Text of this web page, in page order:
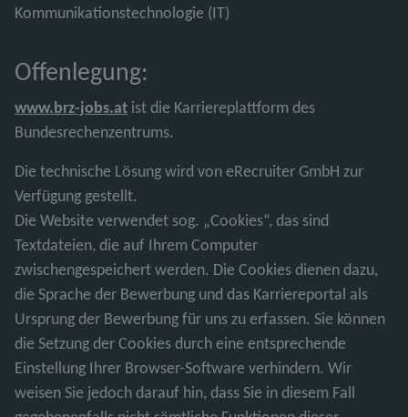
Kommunikationstechnologie (IT)
Offenlegung:
www.brz-jobs.at ist die Karriereplattform des
Bundesrechenzentrums.
Die technische Lösung wird von eRecruiter GmbH zur
Verfügung gestellt.
Die Website verwendet sog. „Cookies“, das sind
Textdateien, die auf Ihrem Computer
zwischengespeichert werden. Die Cookies dienen dazu,
die Sprache der Bewerbung und das Karriereportal als
Ursprung der Bewerbung für uns zu erfassen. Sie können
die Setzung der Cookies durch eine entsprechende
Einstellung Ihrer Browser-Software verhindern. Wir
weisen Sie jedoch darauf hin, dass Sie in diesem Fall